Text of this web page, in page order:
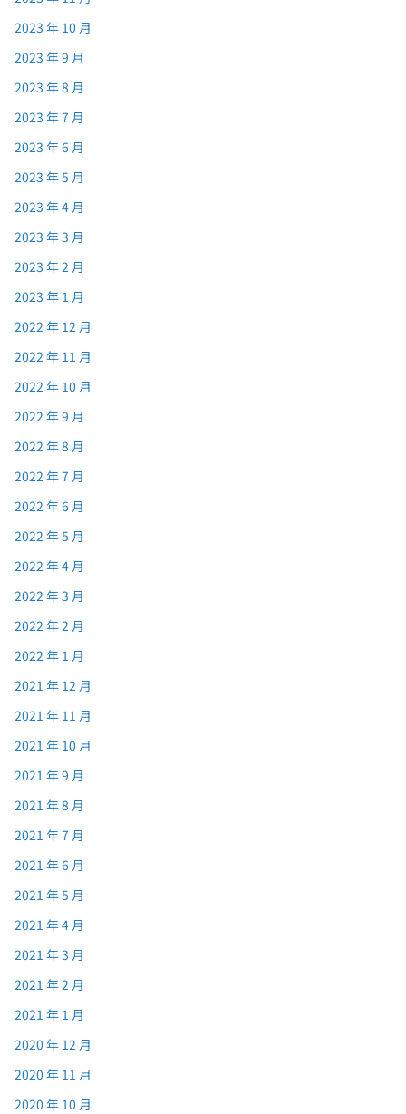
2023 年 10 月
2023 年 9 月
2023 年 8 月
2023 年 7 月
2023 年 6 月
2023 年 5 月
2023 年 4 月
2023 年 3 月
2023 年 2 月
2023 年 1 月
2022 年 12 月
2022 年 11 月
2022 年 10 月
2022 年 9 月
2022 年 8 月
2022 年 7 月
2022 年 6 月
2022 年 5 月
2022 年 4 月
2022 年 3 月
2022 年 2 月
2022 年 1 月
2021 年 12 月
2021 年 11 月
2021 年 10 月
2021 年 9 月
2021 年 8 月
2021 年 7 月
2021 年 6 月
2021 年 5 月
2021 年 4 月
2021 年 3 月
2021 年 2 月
2021 年 1 月
2020 年 12 月
2020 年 11 月
2020 年 10 月